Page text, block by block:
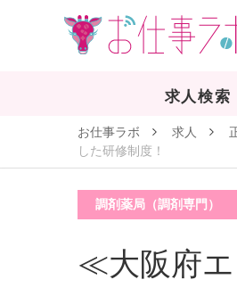
求人検索
お仕事ラボ 求人
した研修制度！
調剤薬局（調剤専門）
≪大阪府